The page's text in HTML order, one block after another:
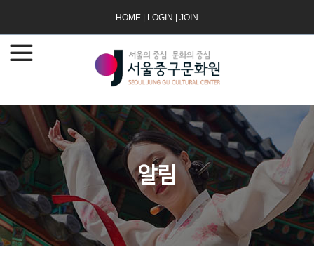
HOME LOGIN JOIN
알림